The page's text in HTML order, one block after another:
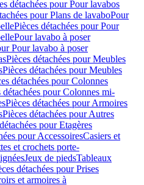
détachées pour Pour lavabos
pour Plans de lavaboPour
Pièces détachées pour Pour
Pour lavabo à poser
Pour lavabo à poser
Pièces détachées pour Meubles
Pièces détachées pour Meubles
détachées pour Colonnes
détachées pour Colonnes mi-
Pièces détachées pour Armoires
Pièces détachées pour Autres
pour Etagères
pour AccessoiresCasiers et
et crochets porte-
Jeux de piedsTableaux
détachées pour Prises
et armoires à